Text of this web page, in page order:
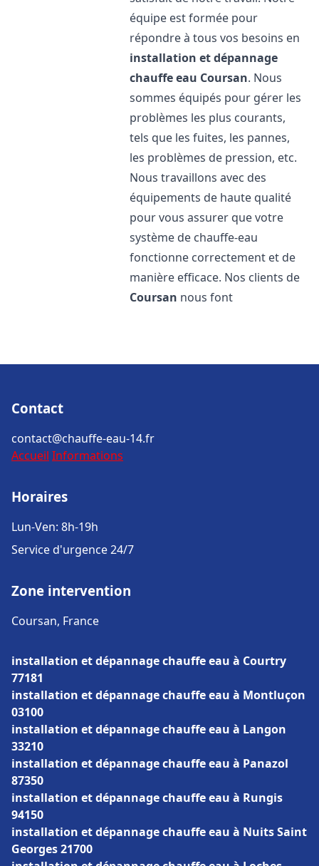
équipe est formée pour
répondre à tous vos besoins en
installation et dépannage
chauffe eau Coursan. Nous
sommes équipés pour gérer les
problèmes les plus courants,
tels que les fuites, les pannes,
les problèmes de pression, etc.
Nous travaillons avec des
équipements de haute qualité
pour vous assurer que votre
système de chauffe-eau
fonctionne correctement et de
manière efficace. Nos clients de
Coursan nous font
Contact
contact@chauffe-eau-14.fr
Accueil Informations
Horaires
Lun-Ven: 8h-19h
Service d'urgence 24/7
Zone intervention
Coursan, France
installation et dépannage chauffe eau à Courtry
77181
installation et dépannage chauffe eau à Montluçon
03100
installation et dépannage chauffe eau à Langon
33210
installation et dépannage chauffe eau à Panazol
87350
installation et dépannage chauffe eau à Rungis
94150
installation et dépannage chauffe eau à Nuits Saint
Georges 21700